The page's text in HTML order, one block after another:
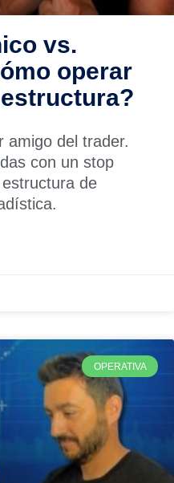
vs.
operar
amigo del trader.
con un stop
de
OPERATIVA